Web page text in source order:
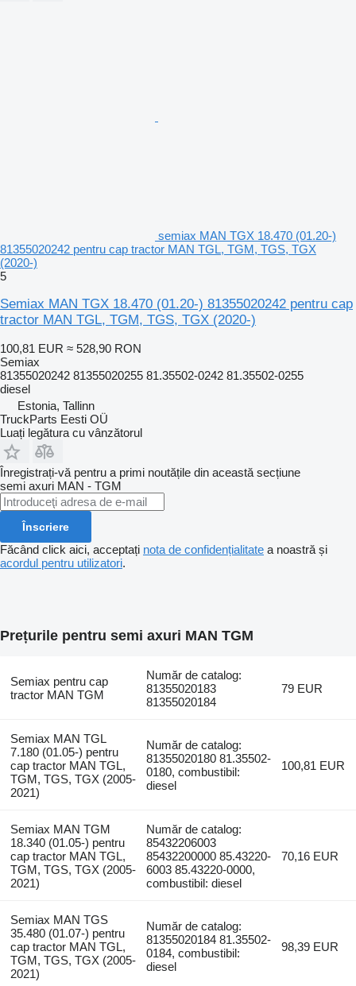
semiax MAN TGX 18.470 (01.20-)
81355020242 pentru cap tractor MAN TGL, TGM, TGS, TGX
(2020-)
5
Semiax MAN TGX 18.470 (01.20-) 81355020242 pentru cap
tractor MAN TGL, TGM, TGS, TGX (2020-)
100,81 EUR ≈ 528,90 RON
Semiax
81355020242 81355020255 81.35502-0242 81.35502-0255
diesel
Estonia, Tallinn
TruckParts Eesti OÜ
Luați legătura cu vânzătorul
Înregistrați-vă pentru a primi noutățile din această secțiune
semi axuri MAN - TGM
Înscriere
Făcând click aici, acceptați nota de confidențialitate a noastră și
acordul pentru utilizatori.
Prețurile pentru semi axuri MAN TGM
Semiax pentru cap
tractor MAN TGM
Număr de catalog:
81355020183
81355020184
79 EUR
Semiax MAN TGL
7.180 (01.05-) pentru
cap tractor MAN TGL,
TGM, TGS, TGX (2005-
2021)
Număr de catalog:
81355020180 81.35502-
0180, combustibil:
diesel
100,81 EUR
Semiax MAN TGM
18.340 (01.05-) pentru
cap tractor MAN TGL,
TGM, TGS, TGX (2005-
2021)
Număr de catalog:
85432206003
85432200000 85.43220-
6003 85.43220-0000,
combustibil: diesel
70,16 EUR
Semiax MAN TGS
35.480 (01.07-) pentru
cap tractor MAN TGL,
TGM, TGS, TGX (2005-
2021)
Număr de catalog:
81355020184 81.35502-
0184, combustibil:
diesel
98,39 EUR